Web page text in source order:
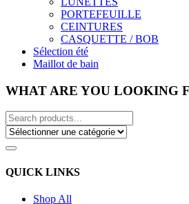
PORTEFEUILLE
CEINTURES
CASQUETTE / BOB
Sélection été
Maillot de bain
WHAT ARE YOU LOOKING
QUICK LINKS
Shop All